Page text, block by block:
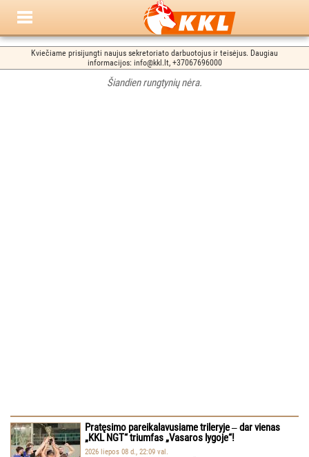
Kviečiame prisijungti naujus sekretoriato darbuotojus ir teisėjus. Daugiau
informacijos: info@kkl.lt, +37067696000
Šiandien rungtynių nėra.
Pratęsimo pareikalavusiame trileryje ‒ dar vienas
„KKL NGT“ triumfas „Vasaros lygoje“!
2026 liepos 08 d., 22:09 val.